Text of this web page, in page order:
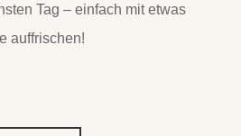
Tag – einfach mit etwas
auffrischen!